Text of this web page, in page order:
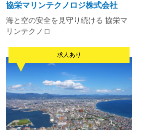
協栄マリンテクノロジ株式会社
海と空の安全を見守り続ける 協栄マ
リンテクノロ
求人あり